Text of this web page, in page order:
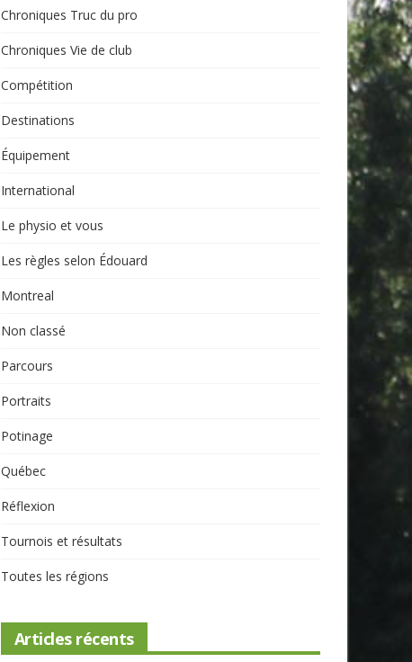
Chroniques Truc du pro
Chroniques Vie de club
Compétition
Destinations
Équipement
International
Le physio et vous
Les règles selon Édouard
Montreal
Non classé
Parcours
Portraits
Potinage
Québec
Réflexion
Tournois et résultats
Toutes les régions
Articles récents